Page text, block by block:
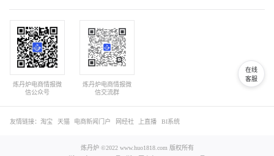
炼丹炉电商情报微
信公众号
炼丹炉电商情报微
信交流群
友情链接：淘宝 天猫 电商新闻门户 网经社 上直播 BI系统
炼丹炉 ©2022 www.huo1818.com 版权所有
在线
客服